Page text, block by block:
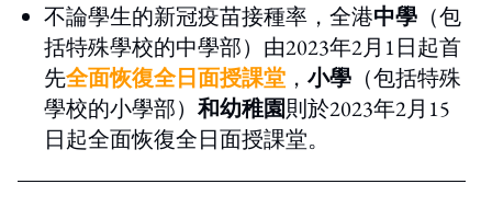
不論學生的新冠疫苗接種率，全港中學 （包
括特殊學校的中學部）由2023年2月1日起首
先全面恢復全日面授課堂 ， 小學 （包括特殊
學校的小學部） 和幼稚園則於2023年2月15
日起全面恢復全日面授課堂。